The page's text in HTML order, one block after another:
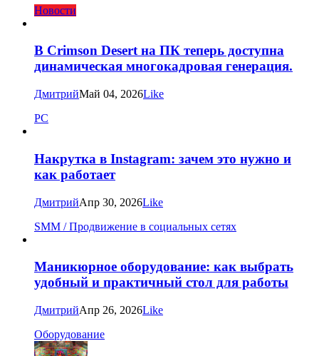
Новости
В Crimson Desert на ПК теперь доступна
динамическая многокадровая генерация.
ДмитрийМай 04, 2026Like
PC
Накрутка в Instagram: зачем это нужно и
как работает
ДмитрийАпр 30, 2026Like
SMM / Продвижение в социальных сетях
Маникюрное оборудование: как выбрать
удобный и практичный стол для работы
ДмитрийАпр 26, 2026Like
Оборудование